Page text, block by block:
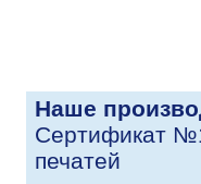
Наше
Сертификат
печатей